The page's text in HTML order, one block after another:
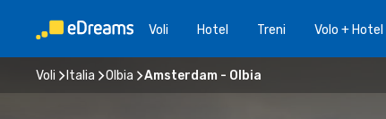
Voli Hotel Treni Volo + Hotel
Voli Italia Olbia Amsterdam - Olbia